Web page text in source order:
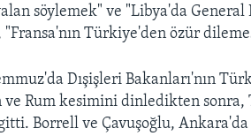
söylemek" ve "Libya'da
"Fransa'nın Türkiye'den özür
Dışişleri Bakanları'nın
ve Rum kesimini dinledikten
Borrell ve Çavuşoğlu,